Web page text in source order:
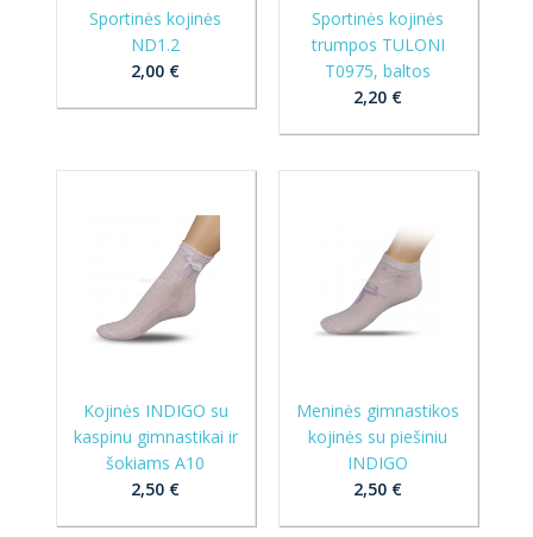
Sportinės kojinės
ND1.2
2,00 €
Sportinės kojinės
trumpos TULONI
T0975, baltos
2,20 €
Kojinės INDIGO su
kaspinu gimnastikai ir
šokiams A10
2,50 €
Meninės gimnastikos
kojinės su piešiniu
INDIGO
2,50 €